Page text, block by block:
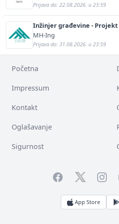
Prijava do: 22.08.2026. u 23:59
Inžinjer građevine -
MH-Ing
Prijava do: 31.08.2026. u 23:59
Početna
Impressum
Kontakt
Oglašavanje
Sigurnost
FacebookTwitter
App Store